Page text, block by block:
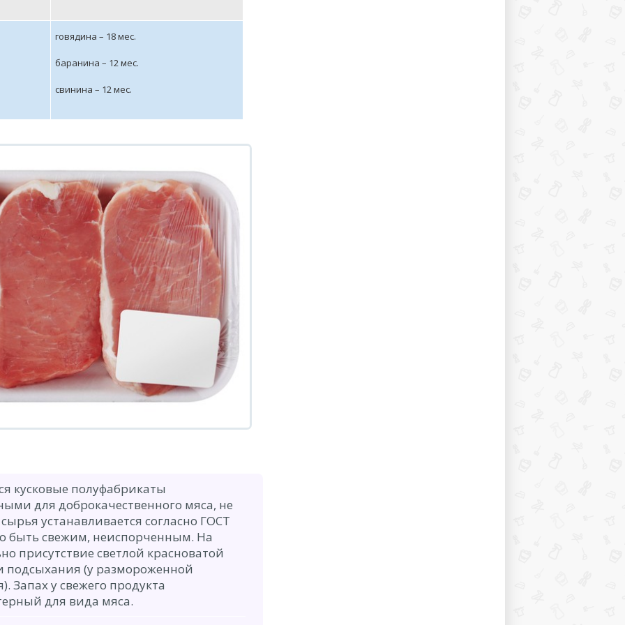
говядина – 18 мес.
баранина – 12 мес.
свинина – 12 мес.
кусковые полуфабрикаты
для доброкачественного мяса, не
устанавливается согласно ГОСТ
быть свежим, неиспорченным. На
присутствие светлой красноватой
подсыхания (у размороженной
Запах у свежего продукта
для вида мяса.